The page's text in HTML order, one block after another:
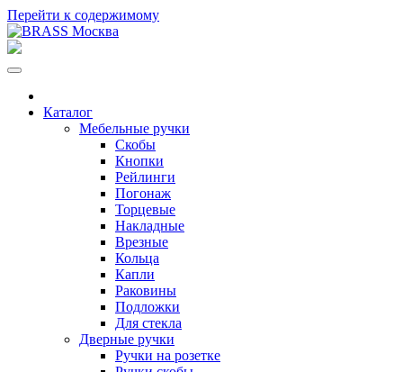
Перейти к содержимому
Каталог
Мебельные ручки
Скобы
Кнопки
Рейлинги
Погонаж
Торцевые
Накладные
Врезные
Кольца
Капли
Раковины
Подложки
Для стекла
Дверные ручки
Ручки на розетке